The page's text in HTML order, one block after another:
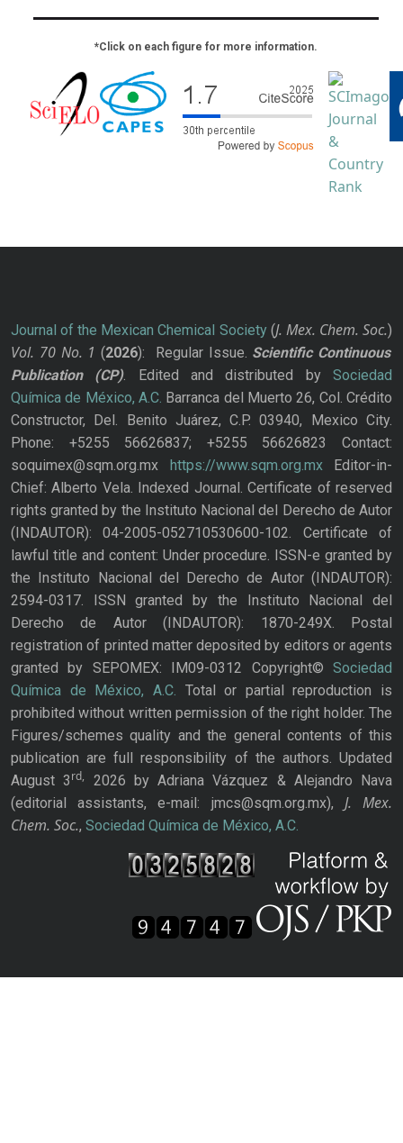
*Click on each figure for more information.
Journal of the Mexican Chemical Society(J. Mex. Chem. Soc.)
Vol. 70 No. 1 (2026): Regular Issue. Scientific Continuous
Publication
(CP). Edited and distributed bySociedad
Química de México, A.C. Barranca del Muerto 26, Col. Crédito
Constructor, Del. Benito Juárez, C.P. 03940, Mexico City.
Phone: +5255 56626837; +5255 56626823 Contact:
soquimex@sqm.org.mx https://www.sqm.org.mxEditor-in-
Chief: Alberto Vela. Indexed Journal. Certificate of reserved
rights granted by the Instituto Nacional del Derecho de Autor
(INDAUTOR): 04-2005-052710530600-102. Certificate of
lawful title and content: Under procedure. ISSN-e granted by
the Instituto Nacional del Derecho de Autor (INDAUTOR):
2594-0317. ISSN granted by the Instituto Nacional del
Derecho de Autor (INDAUTOR): 1870-249X. Postal
registration of printed matter deposited by editors or agents
granted by SEPOMEX: IM09-0312 Copyright© Sociedad
Química de México, A.C. Total or partial reproduction is
prohibited without written permission of the right holder. The
Figures/schemes quality and the general contents of this
publication are full responsibility of the authors. Updated
August 3rd,
2026 by Adriana Vázquez & Alejandro Nava
(editorial assistants, e-mail: jmcs@sqm.org.mx), J. Mex.
Chem. Soc., Sociedad Química de México, A.C.